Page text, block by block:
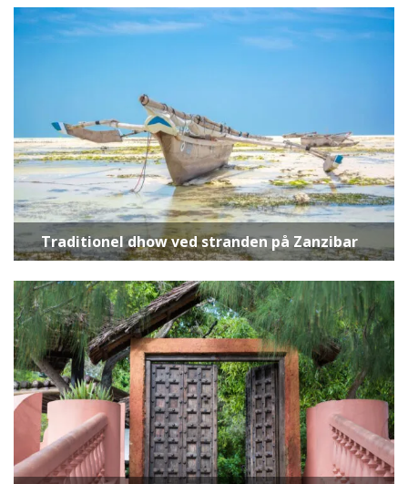
Traditionel dhow ved stranden på Zanzibar